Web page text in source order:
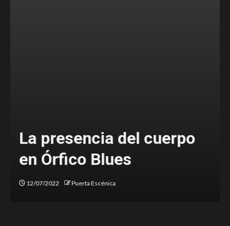
Ballenas, las memorias de
nuestro ser
05/07/2022 Puerta Escénica